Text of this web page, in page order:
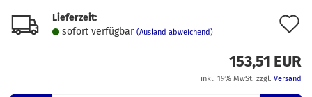
Lieferzeit:
sofort verfügbar (Ausland abweichend)
153,51 EUR
inkl. 19% MwSt. zzgl. Versand